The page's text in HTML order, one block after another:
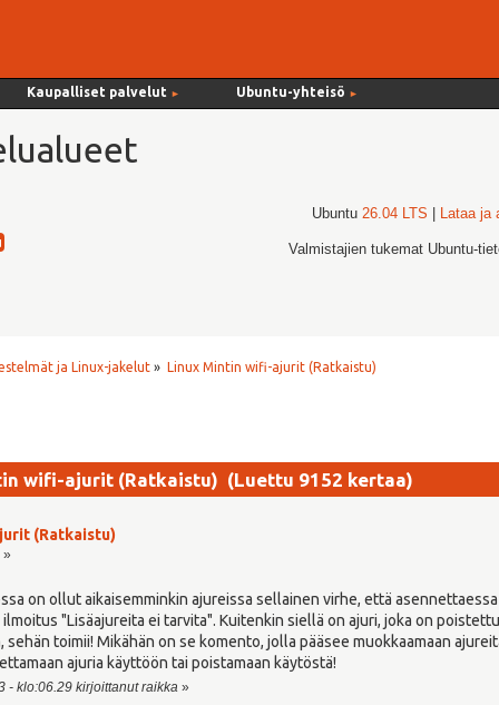
Kaupalliset palvelut ► Ubuntu-yhteisö ►
Ubuntu26.04 LTS Lataa ja
Valmistajien tukemat Ubuntu-
ja Linux-jakelut » Linux Mintin wifi-ajurit (Ratkaistu)
wifi-ajurit (Ratkaistu) (Luettu 9152 kertaa)
(Ratkaistu)
»
on ollut aikaisemminkin ajureissa sellainen virhe, että
"Lisäajureita ei tarvita". Kuitenkin siellä on ajuri, joka on
sehän toimii! Mikähän on se komento, jolla pääsee muokkaamaan
ajuria käyttöön tai poistamaan käytöstä!
- klo:06.29 kirjoittanut raikka »